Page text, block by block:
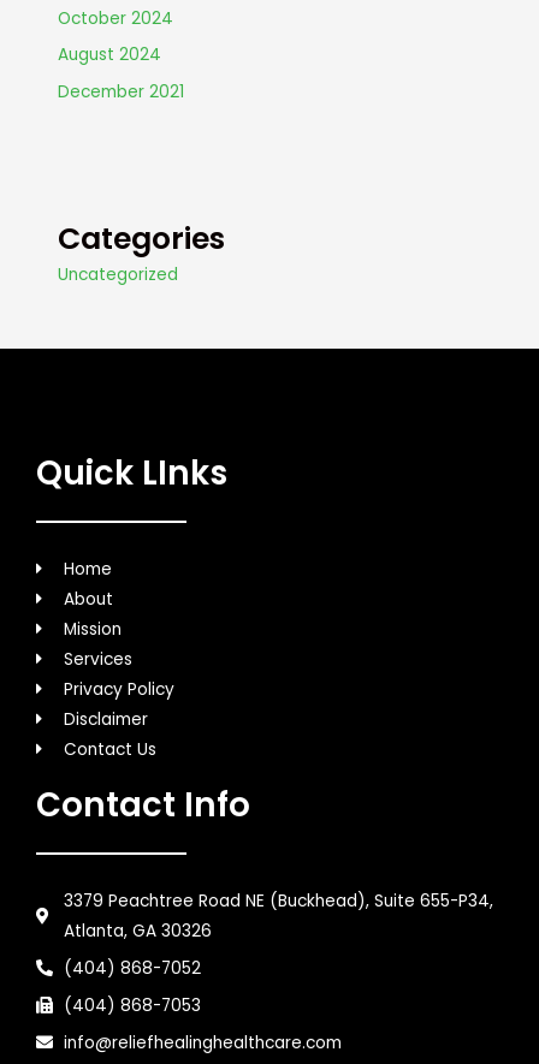
October 2024
August 2024
December 2021
Categories
Uncategorized
Quick LInks
Home
About
Mission
Services
Privacy Policy
Disclaimer
Contact Us
Contact Info
3379 Peachtree Road NE (Buckhead), Suite 655-P34,
Atlanta, GA 30326
(404) 868-7052
(404) 868-7053
info@reliefhealinghealthcare.com